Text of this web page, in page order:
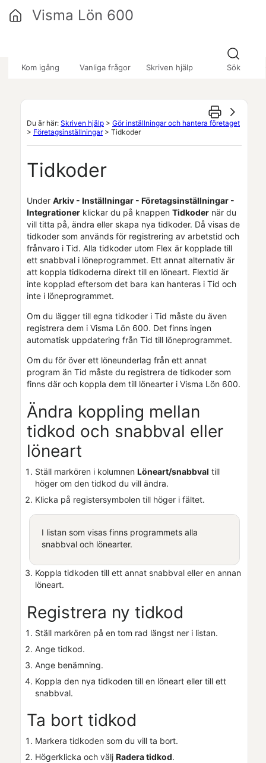
Kom igång Vanliga frågor Skriven hjälp Sök
Visma Lön 600
Du är här: Skriven hjälp > Gör inställningar och hantera företaget
> Företagsinställningar> Tidkoder
Tidkoder
Under Arkiv - Inställningar - Företagsinställningar -
Integrationer klickar du på knappen Tidkoder när du
vill titta på, ändra eller skapa nya tidkoder. Då visas de
tidkoder som används för registrering av arbetstid och
frånvaro i Tid. Alla tidkoder utom Flex är kopplade till
ett snabbval i löneprogrammet. Ett annat alternativ är
att koppla tidkoderna direkt till en löneart. Flextid är
inte kopplad eftersom det bara kan hanteras i Tid och
inte i löneprogrammet.
Om du lägger till egna tidkoder i Tid måste du även
registrera dem i Visma Lön 600. Det finns ingen
automatisk uppdatering från Tid till löneprogrammet.
Om du för över ett löneunderlag från ett annat
program än Tid måste du registrera de tidkoder som
finns där och koppla dem till lönearter i Visma Lön 600.
Ändra koppling mellan
tidkod och snabbval eller
löneart
Ställ markören i kolumnen Löneart/snabbval till
höger om den tidkod du vill ändra.
Klicka på registersymbolen till höger i fältet.
I listan som visas finns programmets alla
snabbval och lönearter.
Koppla tidkoden till ett annat snabbval eller en annan
löneart.
Registrera ny tidkod
Ställ markören på en tom rad längst ner i listan.
Ange tidkod.
Ange benämning.
Koppla den nya tidkoden till en löneart eller till ett
snabbval.
Ta bort tidkod
Markera tidkoden som du vill ta bort.
Högerklicka och välj Radera tidkod.